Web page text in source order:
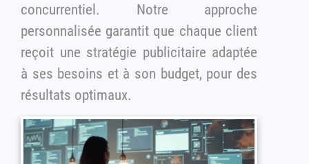
concurrentiel. Notre approche
personnalisée garantit que chaque client
reçoit une stratégie publicitaire adaptée
à ses besoins et à son budget, pour des
résultats optimaux.